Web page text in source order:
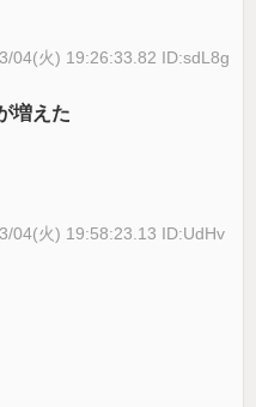
04(火) 19:26:33.82 ID:sdL8g
増えた
04(火) 19:58:23.13 ID:UdHv